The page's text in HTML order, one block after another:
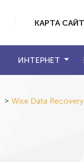
КАРТА
ИНТЕРНЕТ
> Wise Data Recovery